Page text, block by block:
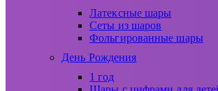
Латексные шары
Сеты из шаров
Фольгированные шары
День Рождения
1 год